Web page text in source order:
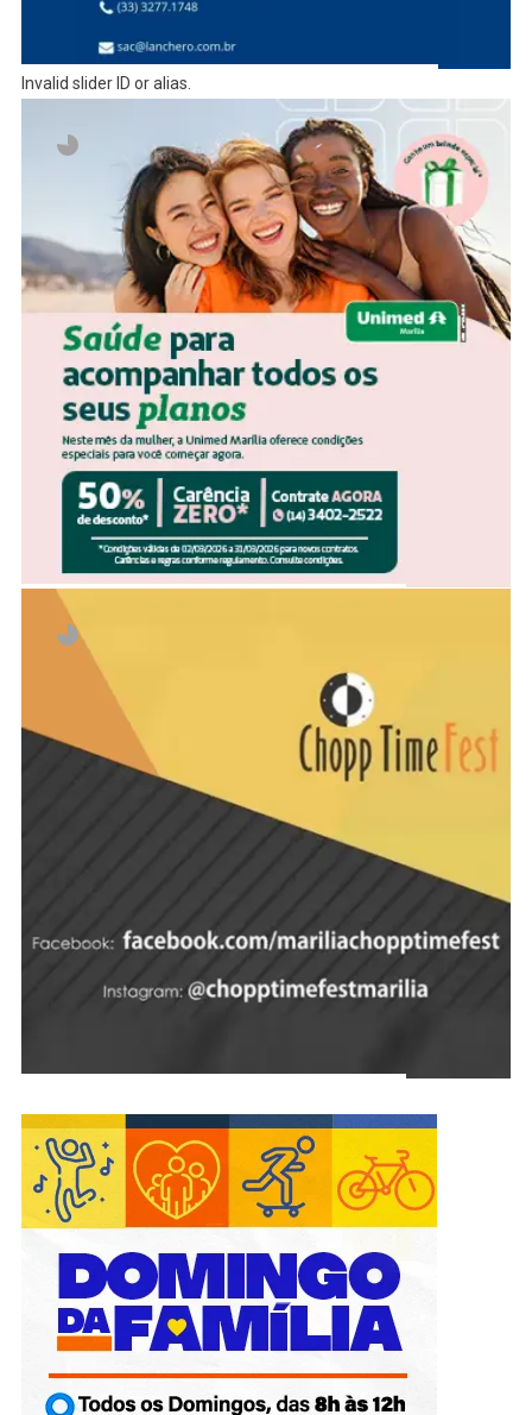
Invalid slider ID or alias.